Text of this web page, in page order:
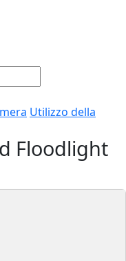
Utilizzo della
Floodlight